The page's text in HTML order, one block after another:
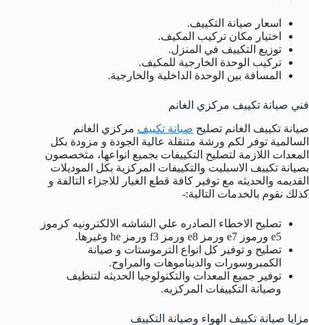
اسعار صيانة التكييف.
اختيار مكان تركيب المكيف.
توزيع التكييف في المنزل.
تركيب الوحدة الخارجية للمكيف.
المسافة بين الوحدة الداخلية والخارجية.
فني صيانة تكييف مركزي الغانم
صيانة تكييف الغانم تصليح صيانة تكييف مركزي الغانم
السالمية توفر لكم ورشة متنقلة عالية الجودة و مزودة بكل
المعدات اللازمة لتصليح التكييفات بجميع انواعها، متخصصون
بصيانة تكييف الاسبليت والتكييفات المركزية بكل الموديلات
القديمه والحديثه مع توفير كافة قطع الغيار للاجزاء التالفة و
كذلك نقوم بالخدمات التالية:-
تصليح الاخطاء الصادره علي الشاشه الالكترونيه كرموز
e5 ورموز e7 ورمز e8 ورمز f3 ورمز he وغيرها.
تصليح و توفير كل انواع الترموستات و صيانة
الكمبروسورات والديناموهات والمراوح.
توفير جميع المعدات والتكنولوجيا الحديثه لتنظيف
وصيانة التكييفات المركزيه.
مزايا صيانة تكييف الهواء وصيانة التكييف